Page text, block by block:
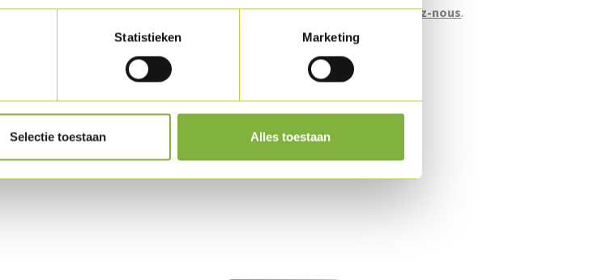
Statistieken Marketing
Selectie toestaan Alles toestaan
Des demandes d'emballage spécifiques?Contactez-nous.
Conservation
Disponible en frais.